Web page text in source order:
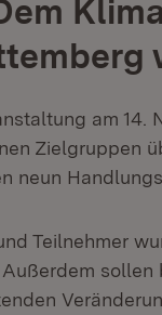
am 14.
Zielgruppen
neun
Teilnehmer